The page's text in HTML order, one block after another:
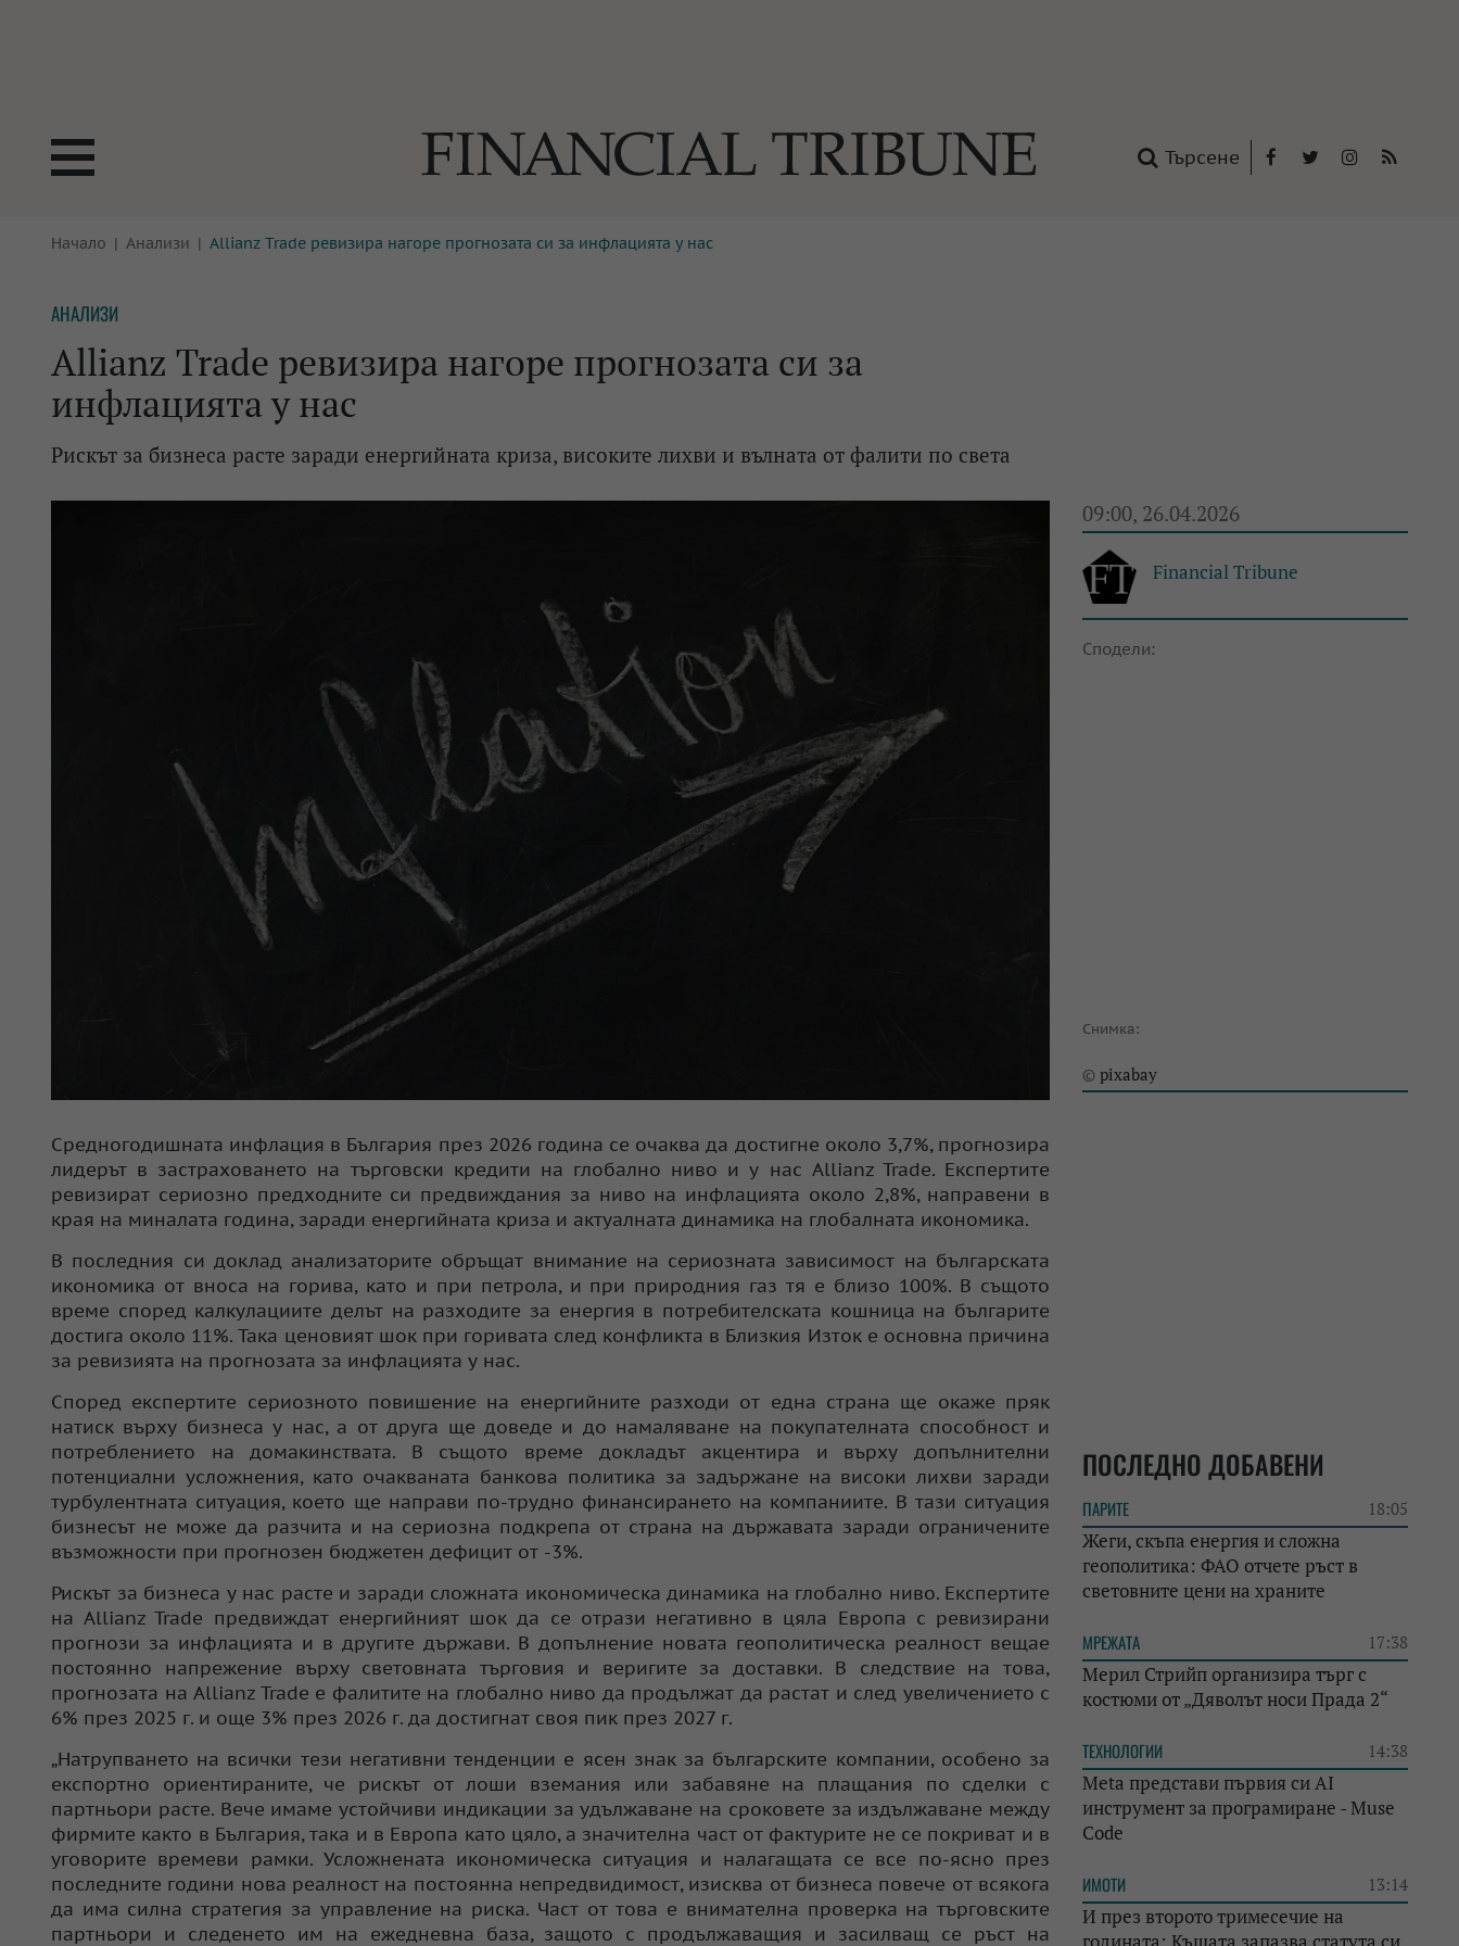
Търсене
БОРСИ
КРИПТО
БАНКИ
ПАРИТЕ
ЗАСТРАХОВАНЕ
ЕНЕРГЕТИКА
ТЕХНОЛОГИИ
ИМОТИ
МУЛТИМЕДИЯ
Начало Анализи Allianz Trade ревизира нагоре прогнозата си за инфлацията у нас
АНАЛИЗИ
Allianz Trade ревизира нагоре прогнозата си за
инфлацията у нас
Рискът за бизнеса расте заради енергийната криза, високите лихви и вълната от фалити по света
09:00, 26.04.2026
Financial Tribune
Сподели:
Снимка:
© pixabay
Средногодишната инфлация в България през 2026 година се очаква да достигне около 3,7%, прогнозира
лидерът в застраховането на търговски кредити на глобално ниво и у нас Allianz Trade. Експертите
ревизират сериозно предходните си предвиждания за ниво на инфлацията около 2,8%, направени в
края на миналата година, заради енергийната криза и актуалната динамика на глобалната икономика.
В последния си доклад анализаторите обръщат внимание на сериозната зависимост на българската
икономика от вноса на горива, като и при петрола, и при природния газ тя е близо 100%. В същото
време според калкулациите делът на разходите за енергия в потребителската кошница на българите
достига около 11%. Така ценовият шок при горивата след конфликта в Близкия Изток е основна причина
за ревизията на прогнозата за инфлацията у нас.
Според експертите сериозното повишение на енергийните разходи от една страна ще окаже пряк
натиск върху бизнеса у нас, а от друга ще доведе и до намаляване на покупателната способност и
потреблението на домакинствата. В същото време докладът акцентира и върху допълнителни
потенциални усложнения, като очакваната банкова политика за задържане на високи лихви заради
турбулентната ситуация, което ще направи по-трудно финансирането на компаниите. В тази ситуация
бизнесът не може да разчита и на сериозна подкрепа от страна на държавата заради ограничените
възможности при прогнозен бюджетен дефицит от -3%.
Рискът за бизнеса у нас расте и заради сложната икономическа динамика на глобално ниво. Експертите
на Allianz Trade предвиждат енергийният шок да се отрази негативно в цяла Европа с ревизирани
прогнози за инфлацията и в другите държави. В допълнение новата геополитическа реалност вещае
постоянно напрежение върху световната търговия и веригите за доставки. В следствие на това,
прогнозата на Allianz Trade е фалитите на глобално ниво да продължат да растат и след увеличението с
6% през 2025 г. и още 3% през 2026 г. да достигнат своя пик през 2027 г.
„Натрупването на всички тези негативни тенденции е ясен знак за българските компании, особено за
експортно ориентираните, че рискът от лоши вземания или забавяне на плащания по сделки с
партньори расте. Вече имаме устойчиви индикации за удължаване на сроковете за издължаване между
фирмите както в България, така и в Европа като цяло, а значителна част от фактурите не се покриват и в
уговорите времеви рамки. Усложнената икономическа ситуация и налагащата се все по-ясно през
последните години нова реалност на постоянна непредвидимост, изисква от бизнеса повече от всякога
да има силна стратегия за управление на риска. Част от това е внимателна проверка на търговските
партньори и следенето им на ежедневна база, защото с продължаващия и засилващ се ръст на
ПОСЛЕДНО ДОБАВЕНИ
ПАРИТЕ 18:05
Жеги, скъпа енергия и сложна
геополитика: ФАО отчете ръст в
световните цени на храните
МРЕЖАТА 17:38
Мерил Стрийп организира търг с
костюми от „Дяволът носи Прада 2“
ТЕХНОЛОГИИ 14:38
Meta представи първия си AI
инструмент за програмиране - Muse
Code
ИМОТИ 13:14
И през второто тримесечие на